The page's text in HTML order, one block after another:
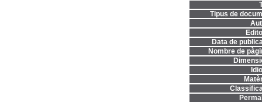
Tipus de
Data de
Nombre de